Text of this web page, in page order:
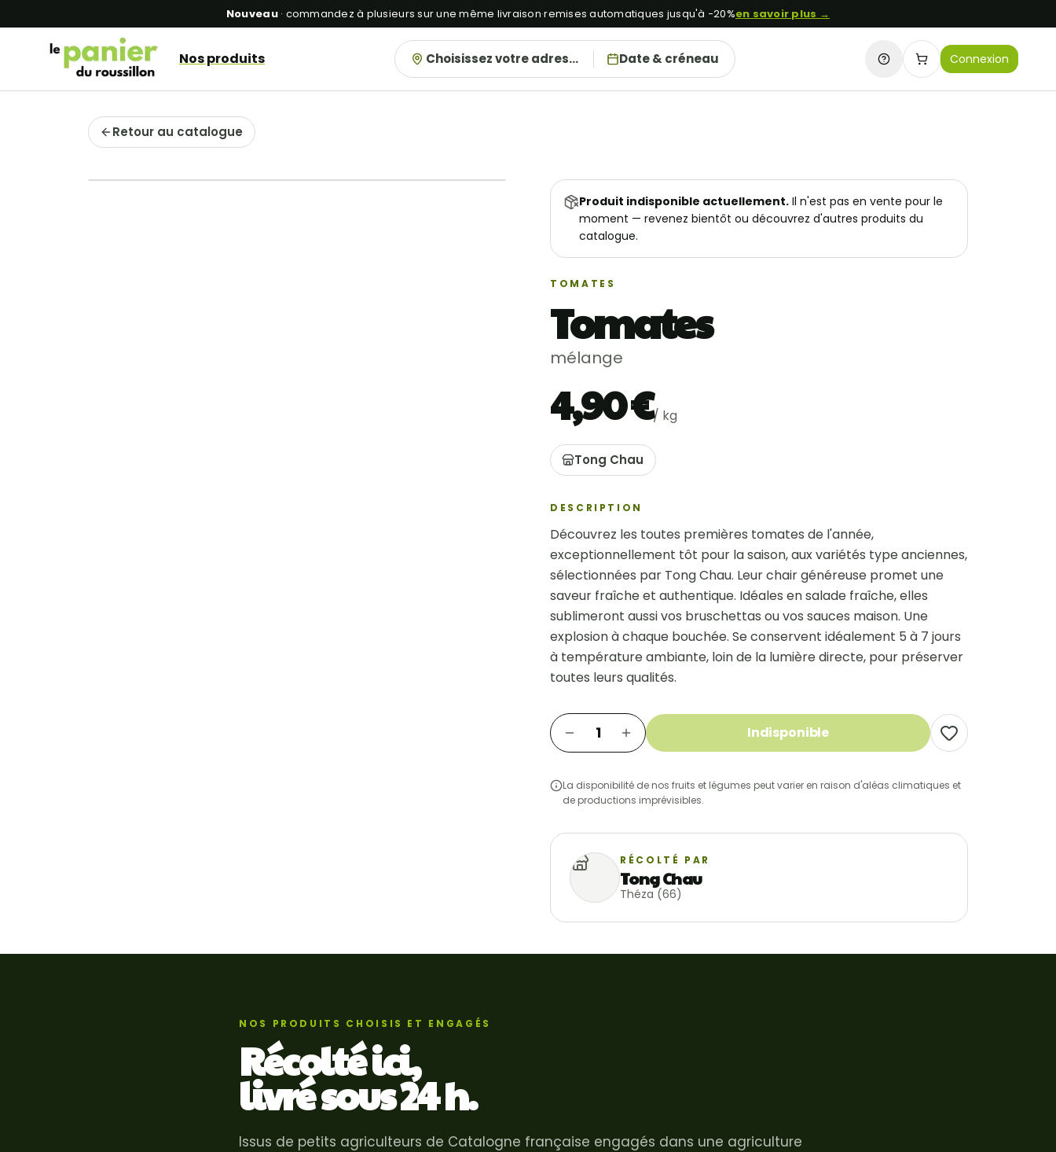
Nouveau· commandez à plusieurs sur une même livraison·remises automatiques jusqu'à −20%en savoir plus →
Nos produits Choisissez votre adresse Date & créneau Besoin d'aide ?
Mon panier
Connexion
Retour au catalogue
Produit indisponible actuellement. Il n'est pas en vente pour le
moment — revenez bientôt ou découvrez d'autres produits du
catalogue.
TOMATES
Tomates
mélange
4,90 €/ kg
Tong Chau
DESCRIPTION
Découvrez les toutes premières tomates de l'année,
exceptionnellement tôt pour la saison, aux variétés type anciennes,
sélectionnées par Tong Chau. Leur chair généreuse promet une
saveur fraîche et authentique. Idéales en salade fraîche, elles
sublimeront aussi vos bruschettas ou vos sauces maison. Une
explosion à chaque bouchée. Se conservent idéalement 5 à 7 jours
à température ambiante, loin de la lumière directe, pour préserver
toutes leurs qualités.
1 Indisponible
La disponibilité de nos fruits et légumes peut varier en raison d'aléas climatiques et
de productions imprévisibles.
RÉCOLTÉ PAR
Tong Chau
Théza (66)
NOS PRODUITS CHOISIS ET ENGAGÉS
Récolté ici,
livré sous 24 h.
Issus de petits agriculteurs de Catalogne française engagés dans une agriculture